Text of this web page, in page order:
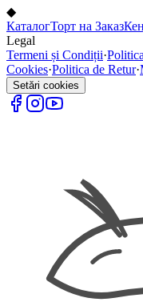
◆
КаталогТорт на Заказ
Legal
Termeni și Condiții·
Cookies·Politica de Retur·
Setări cookies